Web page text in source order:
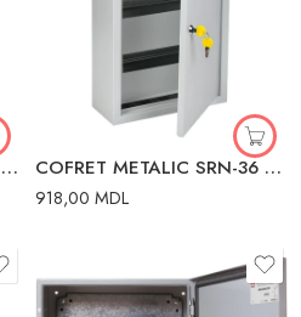
COFRET METALIC SRN-24 z-o(395X310X120M) IP31 GENERIC COFRET METALIC SRN-36 540X310X120MM IP31 IEK
918,00 MDL